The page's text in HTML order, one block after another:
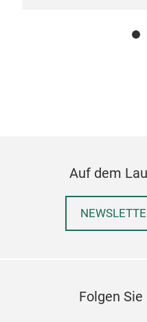
Auf dem
Folgen